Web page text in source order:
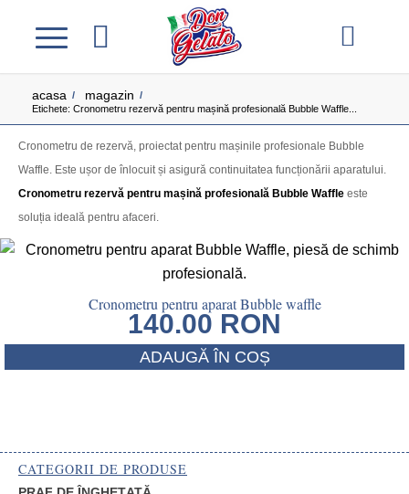
acasa / magazin /
Etichete: Cronometru rezervă pentru mașină profesională Bubble Waffle...
Cronometru de rezervă, proiectat pentru mașinile profesionale Bubble
Waffle. Este ușor de înlocuit și asigură continuitatea funcționării aparatului.
Cronometru rezervă pentru mașină profesională Bubble Waffle este
soluția ideală pentru afaceri.
Cronometru pentru aparat Bubble waffle
140.00 RON
ADAUGĂ ÎN COȘ
CATEGORII DE PRODUSE